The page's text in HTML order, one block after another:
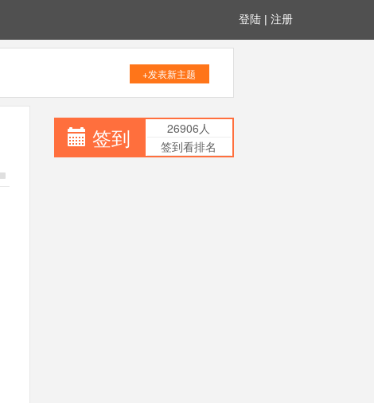
登陆 | 注册
+发表新主题
签到
26906人
签到看排名